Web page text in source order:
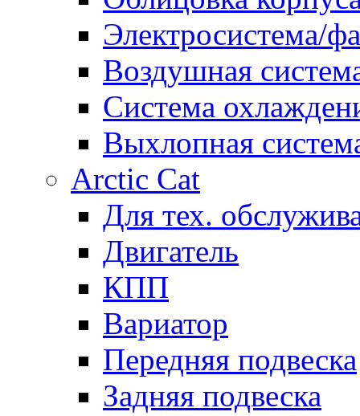
Электросистема/
Воздушная
Система
Выхлопная
Arctic Cat
Для тех.
Двигатель
КПП
Вариатор
Передняя подвеска
Задняя подвеска